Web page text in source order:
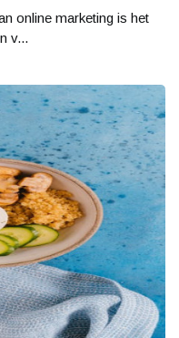
online marketing is het
v...